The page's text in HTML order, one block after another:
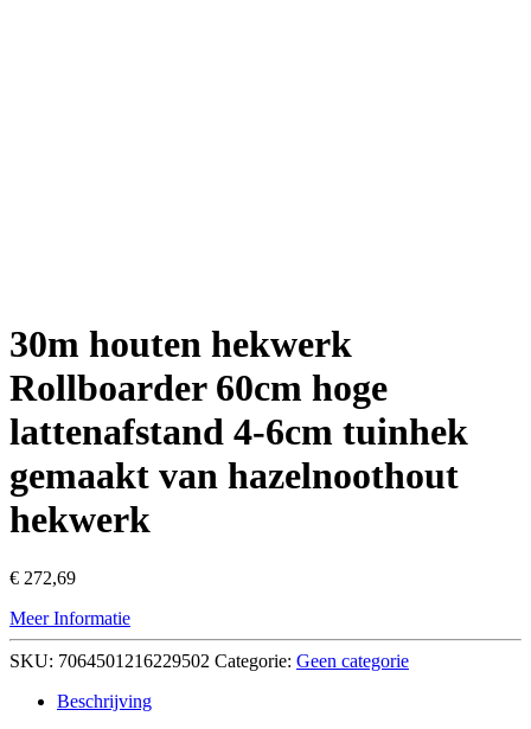
30m houten hekwerk
Rollboarder 60cm hoge
lattenafstand 4-6cm tuinhek
gemaakt van hazelnoothout
hekwerk
€ 272,69
Meer Informatie
SKU: 7064501216229502 Categorie: Geen categorie
Beschrijving